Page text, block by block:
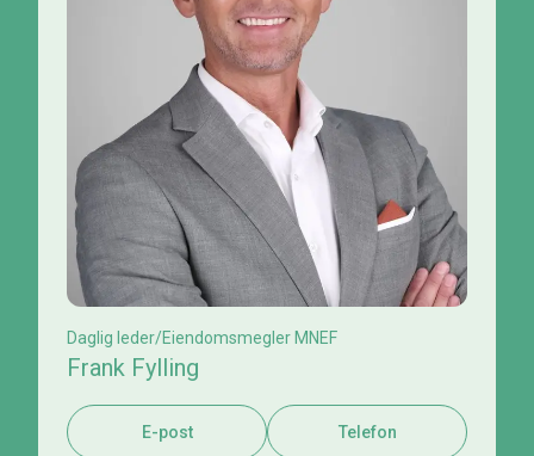
Daglig leder/Eiendomsmegler MNEF
Frank Fylling
E-post Telefon